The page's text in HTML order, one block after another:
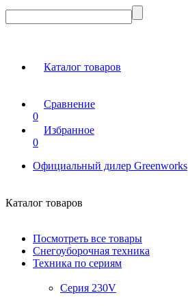
Каталог товаров
Сравнение
0
Избранное
0
Официальный дилер Greenworks
Каталог товаров
Посмотреть все товары
Снегоуборочная техника
Техника по сериям
Серия 230V